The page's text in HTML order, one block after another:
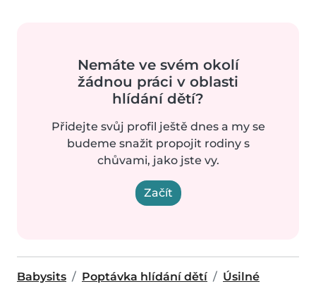
Nemáte ve svém okolí
žádnou práci v oblasti
hlídání dětí?
Přidejte svůj profil ještě dnes a my se
budeme snažit propojit rodiny s
chůvami, jako jste vy.
Začít
Babysits Poptávka hlídání dětí Úsilné